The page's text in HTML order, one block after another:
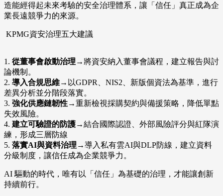
造能經得起未來考驗的安全治理體系，讓「信任」真正成為企
業長遠競爭力的來源。
KPMG資安治理五大建議
1. 從董事會啟動治理 →將資安納入董事會議程，建立報告與討
論機制。
2. 導入合規思維→以GDPR、NIS2、新版個資法為基準，進行
差異分析並分階段落實。
3. 強化供應鏈韌性→重新檢視採購契約與備援策略，降低單點
失效風險。
4. 建立可驗證的防護→結合國際認證、外部風險評分與紅隊演
練，形成三層防線
5. 落實AI與資料治理 →導入私有雲AI與DLP防線，建立資料
分級制度，讓信任成為企業競爭力。
AI 驅動的時代，唯有以「信任」為基礎的治理，才能讓創新
持續前行。